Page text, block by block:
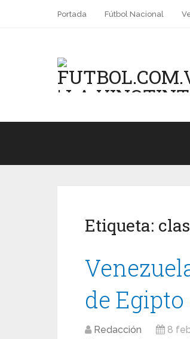
Portada Fútbol Nacional
Etiqueta:
de
Redacción 8